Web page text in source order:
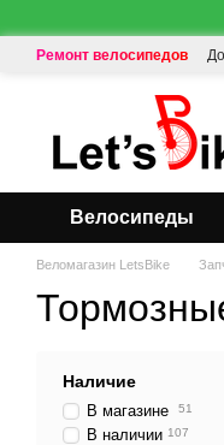
Ремонт велосипедов
Велосипеды
Веломагазин LetsBike
Наличие
В магазине 51
В наличии 107